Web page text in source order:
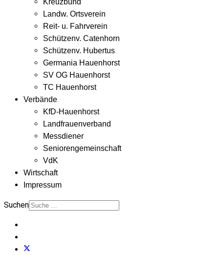
Kreuzbund
Landw. Ortsverein
Reit- u. Fahrverein
Schützenv. Catenhorn
Schützenv. Hubertus
Germania Hauenhorst
SV OG Hauenhorst
TC Hauenhorst
Verbände
KfD-Hauenhorst
Landfrauenverband
Messdiener
Seniorengemeinschaft
VdK
Wirtschaft
Impressum
Suchen